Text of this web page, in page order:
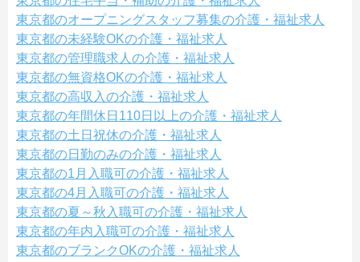
東京都のオープニングスタッフ募集の介護・福祉求人
東京都の未経験OKの介護・福祉求人
東京都の管理職求人の介護・福祉求人
東京都の無資格OKの介護・福祉求人
東京都の高収入の介護・福祉求人
東京都の年間休日110日以上の介護・福祉求人
東京都の土日祝休の介護・福祉求人
東京都の日勤のみの介護・福祉求人
東京都の1月入職可の介護・福祉求人
東京都の4月入職可の介護・福祉求人
東京都の夏～秋入職可の介護・福祉求人
東京都の年内入職可の介護・福祉求人
東京都のブランクOKの介護・福祉求人